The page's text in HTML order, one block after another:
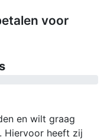
voor
en wilt graag
Hiervoor heeft zij